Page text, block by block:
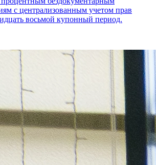
с централизованным учетом прав
восьмой купонный период.